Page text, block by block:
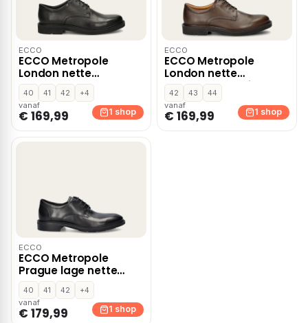
ECCO
ECCO Metropole
London nette
schoenen – Zwart
40 41 42
+4
vanaf
€ 169,99 1 shop
ECCO
ECCO Metropole
London nette
schoenen – Bruin
42 43
44
vanaf
€ 169,99 1 shop
ECCO
ECCO Metropole
Prague lage nette
schoenen – Zwart
40 41 42
+4
vanaf
€ 179,99 1 shop